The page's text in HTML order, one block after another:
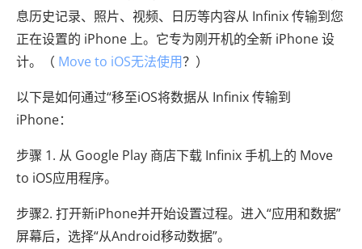
息历史记录、照片、视频、日历等内容从 Infinix 传输到您
正在设置的 iPhone 上。它专为刚开机的全新 iPhone 设
计。（ Move to iOS无法使用？）
以下是如何通过“移至iOS将数据从 Infinix 传输到
iPhone：
步骤 1. 从 Google Play 商店下载 Infinix 手机上的 Move
to iOS应用程序。
步骤2. 打开新iPhone并开始设置过程。进入“应用和数据”
屏幕后，选择“从Android移动数据”。